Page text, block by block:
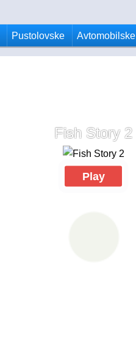
Pustolovske Avtomobilske
Fish Story 2
Play